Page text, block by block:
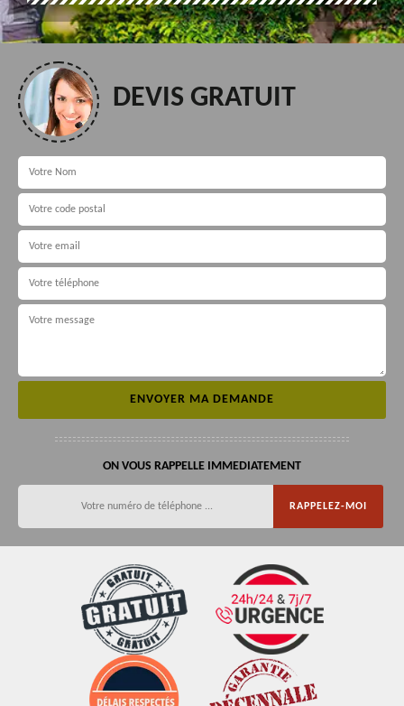
DEVIS GRATUIT
ON VOUS RAPPELLE IMMEDIATEMENT